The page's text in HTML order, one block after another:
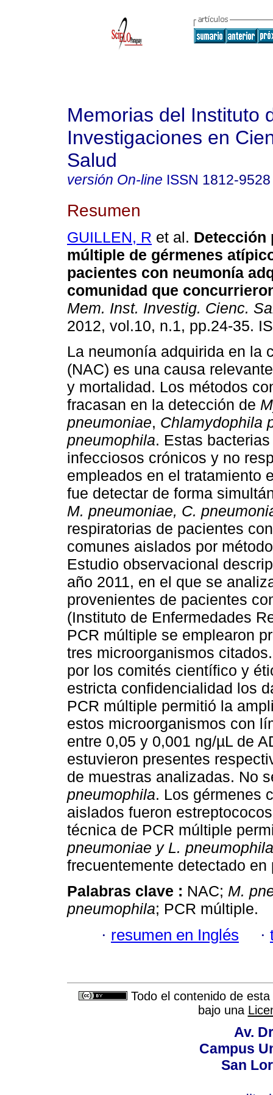
Memorias del Instituto
Investigaciones en
Salud
versión On-line ISSN 1812-9528
Resumen
GUILLEN, R et al. Detección
múltiple de gérmenes
pacientes con neumonía
comunidad que
Mem. Inst. Investig. Cienc.
2012, vol.10, n.1, pp.24-35.
La neumonía adquirida en la
(NAC) es una causa
y mortalidad. Los métodos
fracasan en la detección de
pneumoniae, Chlamydophila
pneumophila. Estas
infecciosos crónicos y no
empleados en el tratamiento
fue detectar de forma
M. pneumoniae, C.
respiratorias de pacientes
comunes aislados por
Estudio observacional
año 2011, en el que se
provenientes de pacientes
(Instituto de Enfermedades
PCR múltiple se emplearon
tres microorganismos
por los comités científico y
estricta confidencialidad los
PCR múltiple permitió la
estos microorganismos con
entre 0,05 y 0,001 ng/µL de
estuvieron presentes
de muestras analizadas. No
pneumophila. Los gérmenes
aislados fueron
técnica de PCR múltiple
pneumoniae y L.
frecuentemente detectado
Palabras clave : NAC; M.
pneumophila; PCR múltiple.
· resumen en Inglés ·
Todo el contenido de
bajo una
Av.
Campus
San